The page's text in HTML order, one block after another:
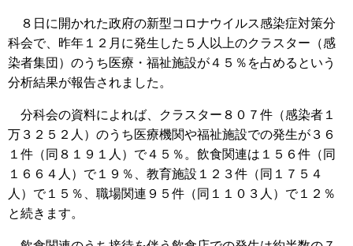
８日に開かれた政府の新型コロナウイルス感染症対策分
科会で、昨年１２月に発生した５人以上のクラスター（感
染者集団）のうち医療・福祉施設が４５％を占めるという
分析結果が報告されました。
分科会の資料によれば、クラスター８０７件（感染者１
万３２５２人）のうち医療機関や福祉施設での発生が３６
１件（同８１９１人）で４５％。飲食関連は１５６件（同
１６６４人）で１９％、教育施設１２３件（同１７５４
人）で１５％、職場関連９５件（同１１０３人）で１２％
と続きます。